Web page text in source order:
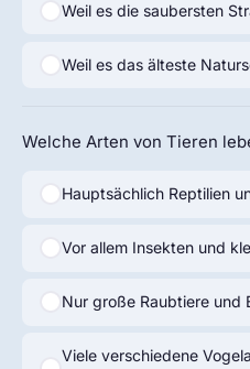
Weil es die saubersten
Weil es das älteste
Welche Arten von Tieren
Hauptsächlich Reptilien
Vor allem Insekten und
Nur große Raubtiere und
Viele verschiedene